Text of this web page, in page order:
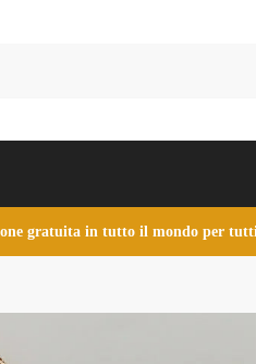
gratuita in tutto il mondo per